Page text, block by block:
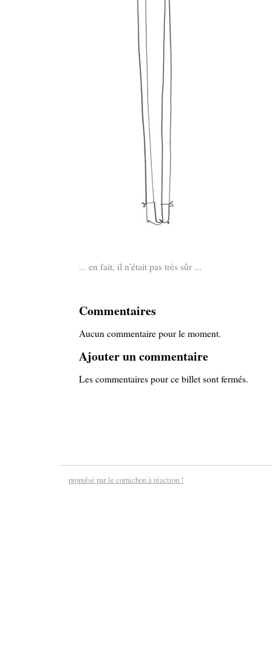
... en fait, il n'était pas très sûr ...
Commentaires
Aucun commentaire pour le moment.
Ajouter un commentaire
Les commentaires pour ce billet sont fermés.
propulsé par le cornichon à réaction !